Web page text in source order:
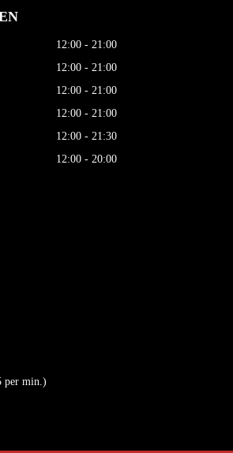
12:00 - 21:00
12:00 - 21:00
12:00 - 21:00
12:00 - 21:00
12:00 - 21:30
12:00 - 20:00
per min.)